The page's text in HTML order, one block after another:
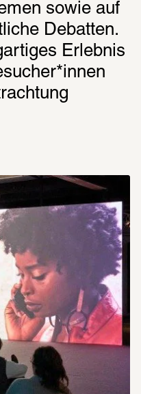
sowie auf
Debatten.
Erlebnis